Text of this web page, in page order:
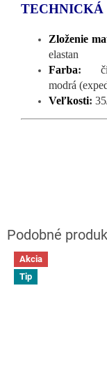
TECHNICKÁ
Zloženie
elastan
Farba:
modrá
Veľkosti:
Akcia
Tip